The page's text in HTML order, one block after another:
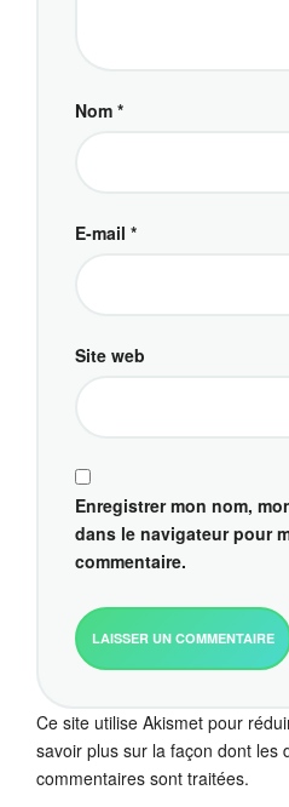
Nom *
E-mail *
Site web
Enregistrer mon nom,
dans le navigateur pour
commentaire.
Ce site utilise Akismet pour
savoir plus sur la façon dont les
commentaires sont traitées.